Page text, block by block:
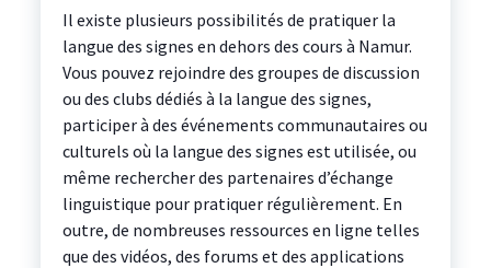
Il existe plusieurs possibilités de pratiquer la
langue des signes en dehors des cours à Namur.
Vous pouvez rejoindre des groupes de discussion
ou des clubs dédiés à la langue des signes,
participer à des événements communautaires ou
culturels où la langue des signes est utilisée, ou
même rechercher des partenaires d’échange
linguistique pour pratiquer régulièrement. En
outre, de nombreuses ressources en ligne telles
que des vidéos, des forums et des applications